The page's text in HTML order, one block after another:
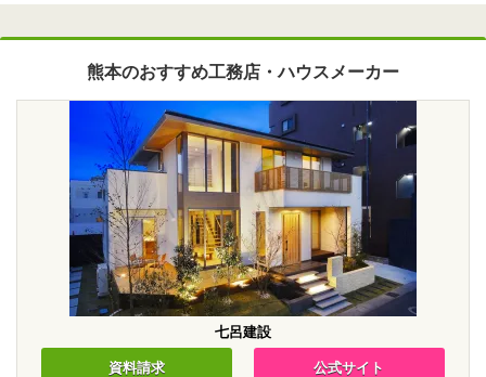
熊本のおすすめ工務店・ハウスメーカー
七呂建設
資料請求 公式サイト